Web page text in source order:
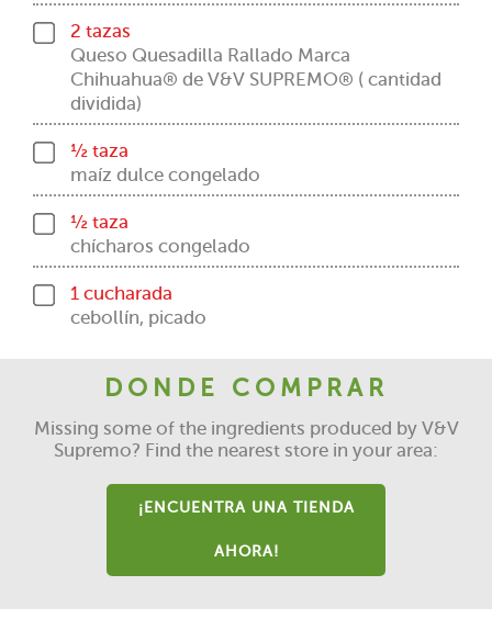
2 tazas
Queso Quesadilla Rallado Marca
Chihuahua® de V&V SUPREMO® ( cantidad
dividida)
½ taza
maíz dulce congelado
½ taza
chícharos congelado
1 cucharada
cebollín, picado
DONDE COMPRAR
Missing some of the ingredients produced by V&V
Supremo? Find the nearest store in your area:
¡ENCUENTRA UNA TIENDA
AHORA!